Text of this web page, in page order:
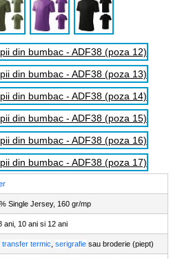
Single Jersey, 160 gr/mp
ani, 10 ani si 12 ani
transfer termic serigrafie sau broderie (piept)